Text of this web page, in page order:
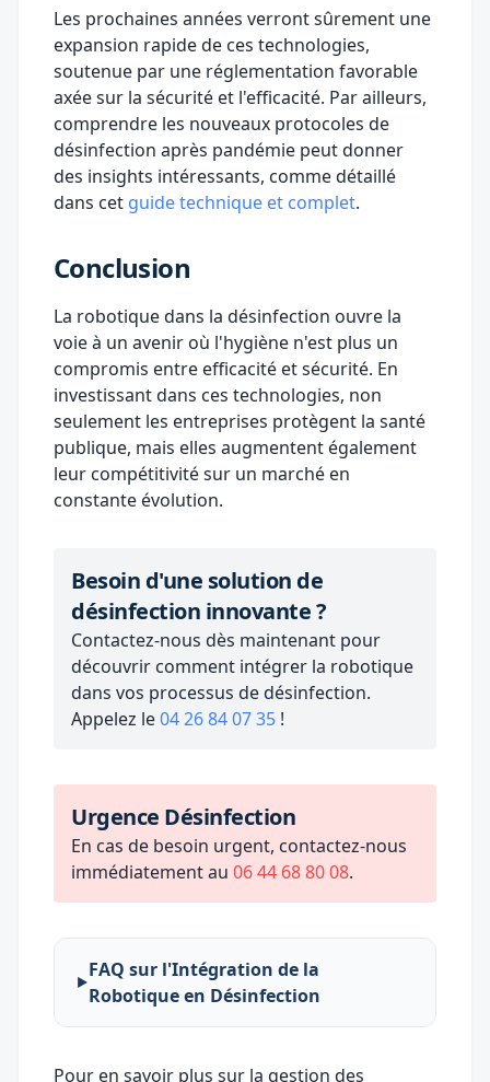
Les prochaines années verront sûrement une
expansion rapide de ces technologies,
soutenue par une réglementation favorable
axée sur la sécurité et l'efficacité. Par ailleurs,
comprendre les nouveaux protocoles de
désinfection après pandémie peut donner
des insights intéressants, comme détaillé
dans cet guide technique et complet.
Conclusion
La robotique dans la désinfection ouvre la
voie à un avenir où l'hygiène n'est plus un
compromis entre efficacité et sécurité. En
investissant dans ces technologies, non
seulement les entreprises protègent la santé
publique, mais elles augmentent également
leur compétitivité sur un marché en
constante évolution.
Besoin d'une solution de
désinfection innovante ?
Contactez-nous dès maintenant pour
découvrir comment intégrer la robotique
dans vos processus de désinfection.
Appelez le04 26 84 07 35 !
Urgence Désinfection
En cas de besoin urgent, contactez-nous
immédiatement au 06 44 68 80 08.
FAQ sur l'Intégration de la
Robotique en Désinfection
Pour en savoir plus sur la gestion des